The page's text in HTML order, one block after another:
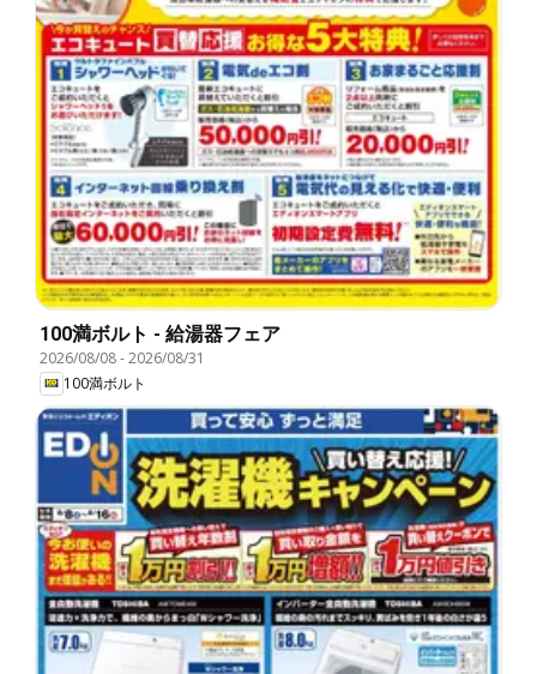
100満ボルト - 給湯器フェア
2026/08/08-2026/08/31
100満ボルト